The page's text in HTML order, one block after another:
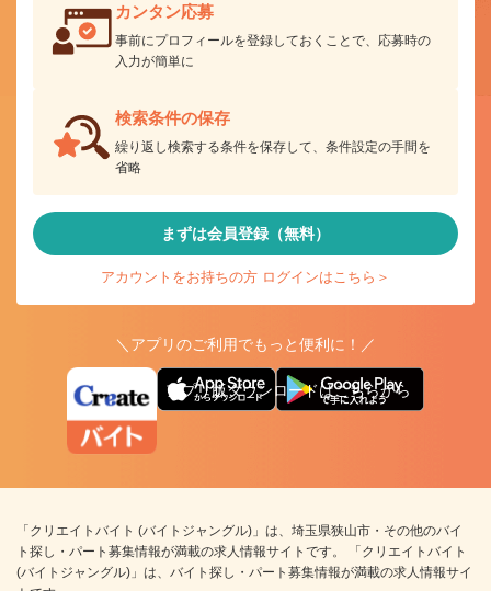
カンタン応募
事前にプロフィールを登録しておくことで、応募時の
入力が簡単に
検索条件の保存
繰り返し検索する条件を保存して、条件設定の手間を
省略
まずは会員登録（無料）
アカウントをお持ちの方 ログインはこちら＞
＼アプリのご利用でもっと便利に！／
アプリ版ダウンロードはこちらから
「クリエイトバイト (バイトジャングル)」は、埼玉県狭山市・その他のバイ
ト探し・パート募集情報が満載の求人情報サイトです。 「クリエイトバイト
(バイトジャングル)」は、バイト探し・パート募集情報が満載の求人情報サイ